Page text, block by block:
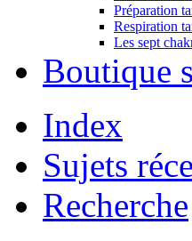
Préparation
Respiration
Les sept
Boutique
Index
Sujets
Recherche